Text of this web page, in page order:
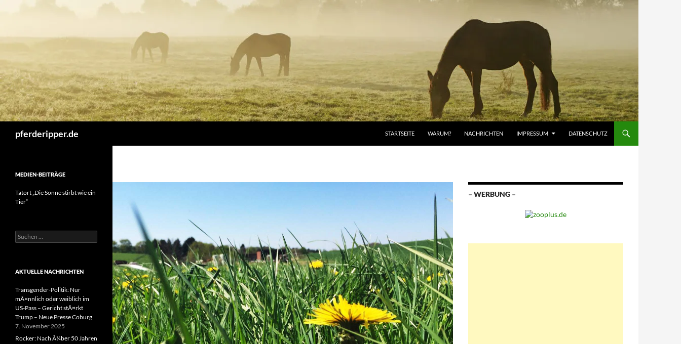
pferderipper.de STARTSEITE WARUM? NACHRICHTEN IMPRESSUM DATENSCHUTZ
– WERBUNG –
MEDIEN-BEITRÄGE
Tatort „Die Sonne stirbt wie ein
Tier“
Suchen
nach:
AKTUELLE NACHRICHTEN
Transgender-Politik: Nur
mÃ¤nnlich oder weiblich im
US-Pass – Gericht stÃ¤rkt
Trump – Neue Presse Coburg
7. November 2025
Rocker: Nach Ã¼ber 50 Jahren